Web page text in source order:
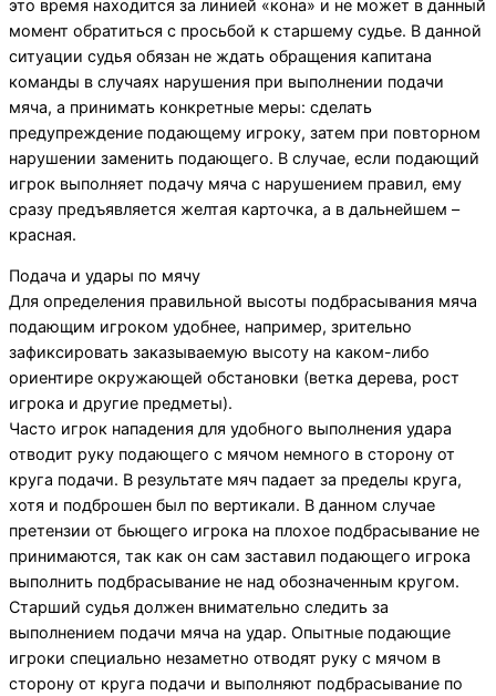
это время находится за линией «кона» и не может в данный
момент обратиться с просьбой к старшему судье. В данной
ситуации судья обязан не ждать обращения капитана
команды в случаях нарушения при выполнении подачи
мяча, а принимать конкретные меры: сделать
предупреждение подающему игроку, затем при повторном
нарушении заменить подающего. В случае, если подающий
игрок выполняет подачу мяча с нарушением правил, ему
сразу предъявляется желтая карточка, а в дальнейшем –
красная.
Подача и удары по мячу
Для определения правильной высоты подбрасывания мяча
подающим игроком удобнее, например, зрительно
зафиксировать заказываемую высоту на каком-либо
ориентире окружающей обстановки (ветка дерева, рост
игрока и другие предметы).
Часто игрок нападения для удобного выполнения удара
отводит руку подающего с мячом немного в сторону от
круга подачи. В результате мяч падает за пределы круга,
хотя и подброшен был по вертикали. В данном случае
претензии от бьющего игрока на плохое подбрасывание не
принимаются, так как он сам заставил подающего игрока
выполнить подбрасывание не над обозначенным кругом.
Старший судья должен внимательно следить за
выполнением подачи мяча на удар. Опытные подающие
игроки специально незаметно отводят руку с мячом в
сторону от круга подачи и выполняют подбрасывание по